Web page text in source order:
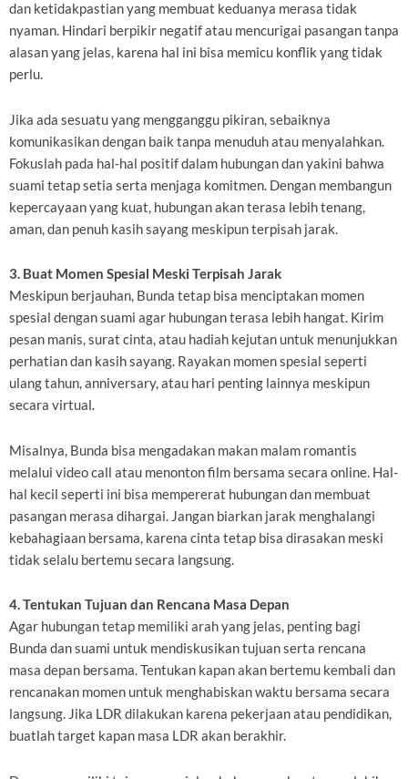
dan ketidakpastian yang membuat keduanya merasa tidak
nyaman. Hindari berpikir negatif atau mencurigai pasangan tanpa
alasan yang jelas, karena hal ini bisa memicu konflik yang tidak
perlu.
Jika ada sesuatu yang mengganggu pikiran, sebaiknya
komunikasikan dengan baik tanpa menuduh atau menyalahkan.
Fokuslah pada hal-hal positif dalam hubungan dan yakini bahwa
suami tetap setia serta menjaga komitmen. Dengan membangun
kepercayaan yang kuat, hubungan akan terasa lebih tenang,
aman, dan penuh kasih sayang meskipun terpisah jarak.
3. Buat Momen Spesial Meski Terpisah Jarak
Meskipun berjauhan, Bunda tetap bisa menciptakan momen
spesial dengan suami agar hubungan terasa lebih hangat. Kirim
pesan manis, surat cinta, atau hadiah kejutan untuk menunjukkan
perhatian dan kasih sayang. Rayakan momen spesial seperti
ulang tahun, anniversary, atau hari penting lainnya meskipun
secara virtual.
Misalnya, Bunda bisa mengadakan makan malam romantis
melalui video call atau menonton film bersama secara online. Hal-
hal kecil seperti ini bisa mempererat hubungan dan membuat
pasangan merasa dihargai. Jangan biarkan jarak menghalangi
kebahagiaan bersama, karena cinta tetap bisa dirasakan meski
tidak selalu bertemu secara langsung.
4. Tentukan Tujuan dan Rencana Masa Depan
Agar hubungan tetap memiliki arah yang jelas, penting bagi
Bunda dan suami untuk mendiskusikan tujuan serta rencana
masa depan bersama. Tentukan kapan akan bertemu kembali dan
rencanakan momen untuk menghabiskan waktu bersama secara
langsung. Jika LDR dilakukan karena pekerjaan atau pendidikan,
buatlah target kapan masa LDR akan berakhir.